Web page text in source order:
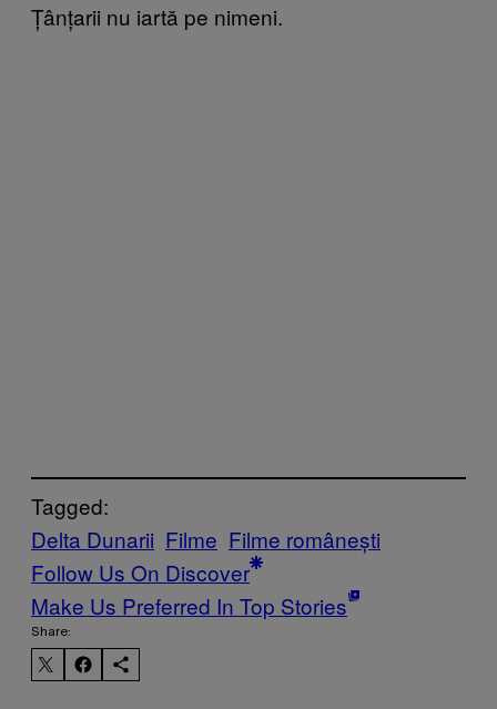
Țânțarii nu iartă pe nimeni.
Tagged:
Delta Dunarii Filme Filme românești
Follow Us On Discover
Make Us Preferred In Top Stories
Share: